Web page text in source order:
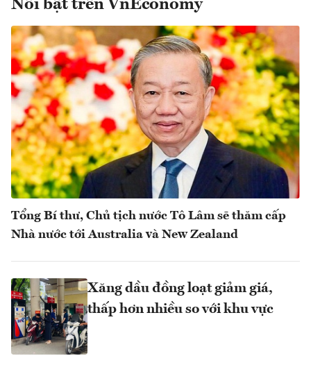
Nổi bật trên VnEconomy
Tổng Bí thư, Chủ tịch nước Tô Lâm sẽ thăm cấp
Nhà nước tới Australia và New Zealand
Xăng dầu đồng loạt giảm giá,
thấp hơn nhiều so với khu vực